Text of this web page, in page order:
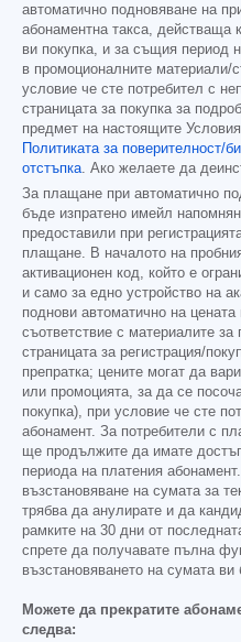
автоматично подновяване на
абонаментна такса, действаща
ви покупка, и за същия период
в промоционалните материали/
условие че сте потребител с
страницата за покупка за
предмет на настоящите
Политиката за поверителност/
отстъпка . Ако желаете да
За плащане при автоматично
бъде изпратено имейл
предоставили при
плащане. В началото на
активационен код, който е
и само за едно устройство на
поднови автоматично на
съответствие с материалите
страницата за регистрация/
препратка; цените могат да
или промоцията, за да се
покупка), при условие че сте
абонамент. За потребители с
ще продължите да имате
периода на платения
възстановяване на сумата за
трябва да анулирате и да
рамките на 30 дни от
спрете да получавате пълна
възстановяването на сумата ви
Можете да прекратите
следва: